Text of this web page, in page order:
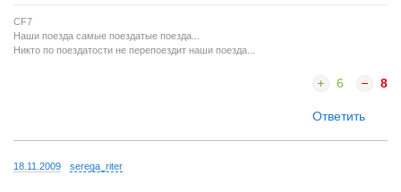
CF7
Наши поезда самые поездатые поезда...
Никто по поездатости не перепоездит наши поезда...
6 8
Ответить
18.11.2009 serega_riter